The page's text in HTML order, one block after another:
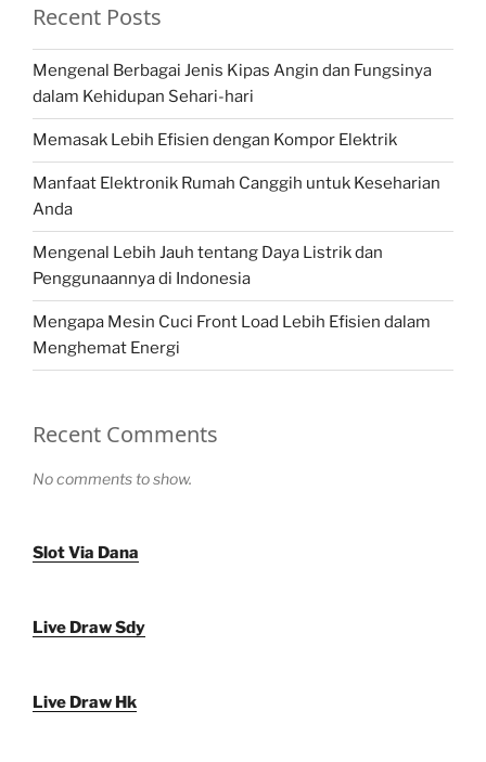
Recent Posts
Mengenal Berbagai Jenis Kipas Angin dan Fungsinya
dalam Kehidupan Sehari-hari
Memasak Lebih Efisien dengan Kompor Elektrik
Manfaat Elektronik Rumah Canggih untuk Keseharian
Anda
Mengenal Lebih Jauh tentang Daya Listrik dan
Penggunaannya di Indonesia
Mengapa Mesin Cuci Front Load Lebih Efisien dalam
Menghemat Energi
Recent Comments
No comments to show.
Slot Via Dana
Live Draw Sdy
Live Draw Hk